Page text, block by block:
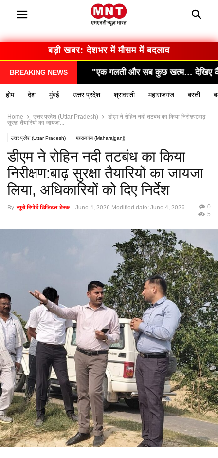
बड़ी खबर: सरकार का बड़ा फैसला
BREAKING NEWS
और सब कुछ खत्म… देखिए कैसे हुआ हादसा!" "सामने
होम देश मुंबई उत्तर प्रदेश श्रावस्ती महाराजगंज बस्ती
Home उत्तर प्रदेश (Uttar Pradesh)
डीएम ने रोहिन नदी तटबंध का किया निरीक्षण:बाढ़
सुरक्षा तैयारियों का जायजा...
उत्तर प्रदेश (Uttar Pradesh) महराजगंज (Maharajganj)
डीएम ने रोहिन नदी तटबंध का किया
निरीक्षण:बाढ़ सुरक्षा तैयारियों का जायजा
लिया, अधिकारियों को दिए निर्देश
By ब्यूरो रिपोर्ट डिजिटल डेस्क - June 4, 2026 Modified date: June 4, 2026
0
5